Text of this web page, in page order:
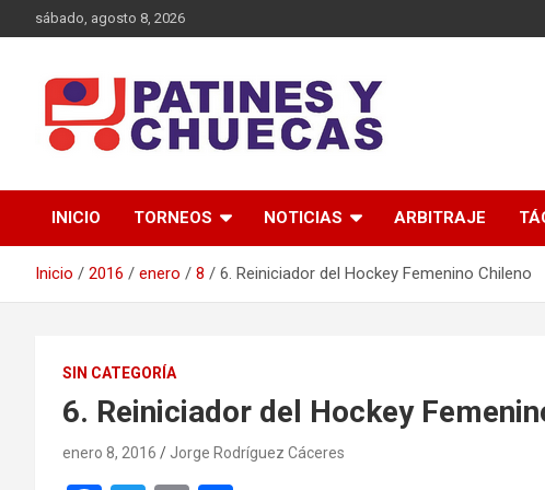
al
sábado, agosto 8, 2026
Patines y Chuecas
INICIO TORNEOS NOTICIAS ARBITRAJE
Inicio 2016 enero 8 6. Reiniciador del Hockey Femenino Chileno
SIN CATEGORÍA
6. Reiniciador del Hockey
enero 8, 2016 Jorge Rodríguez Cáceres